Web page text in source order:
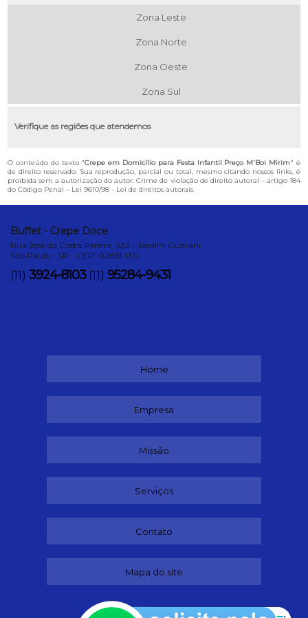
Zona Leste
Zona Norte
Zona Oeste
Zona Sul
Verifique as regiões que atendemos
O conteúdo do texto "Crepe em Domicílio para Festa Infantil Preço M'Boi Mirim" é
de direito reservado. Sua reprodução, parcial ou total, mesmo citando nossos links, é
proibida sem a autorização do autor. Crime de violação de direito autoral – artigo 184
do Código Penal – Lei 9610/98 - Lei de direitos autorais.
Buffet - Crepe Doce
Rua José da Costa Pereira, 532 - Jardim Guarani
São Paulo - SP - CEP: 02851-130
(11) 3924-8103 (11) 95284-9431
Home
Empresa
Missão
Serviços
Contato
Mapa do site